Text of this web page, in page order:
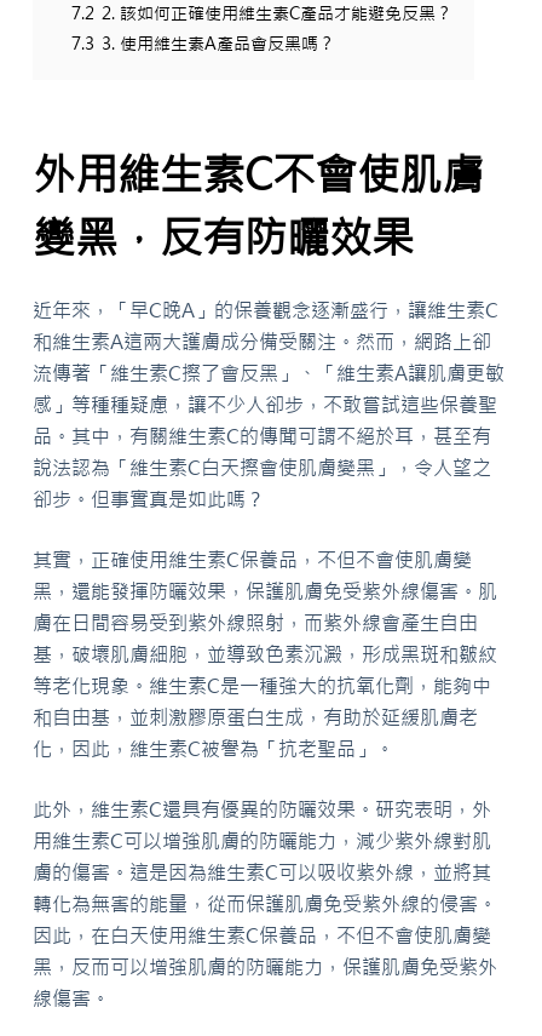
7.2 2. 該如何正確使用維生素C產品才能避免反黑？
7.3 3. 使用維生素A產品會反黑嗎？
外用維生素C不會使肌膚
變黑，反有防曬效果
近年來，「早C晚A」的保養觀念逐漸盛行，讓維生素C
和維生素A這兩大護膚成分備受關注。然而，網路上卻
流傳著「維生素C擦了會反黑」、「維生素A讓肌膚更敏
感」等種種疑慮，讓不少人卻步，不敢嘗試這些保養聖
品。其中，有關維生素C的傳聞可謂不絕於耳，甚至有
說法認為「維生素C白天擦會使肌膚變黑」，令人望之
卻步。但事實真是如此嗎？
其實，正確使用維生素C保養品，不但不會使肌膚變
黑，還能發揮防曬效果，保護肌膚免受紫外線傷害。肌
膚在日間容易受到紫外線照射，而紫外線會產生自由
基，破壞肌膚細胞，並導致色素沉澱，形成黑斑和皺紋
等老化現象。維生素C是一種強大的抗氧化劑，能夠中
和自由基，並刺激膠原蛋白生成，有助於延緩肌膚老
化，因此，維生素C被譽為「抗老聖品」。
此外，維生素C還具有優異的防曬效果。研究表明，外
用維生素C可以增強肌膚的防曬能力，減少紫外線對肌
膚的傷害。這是因為維生素C可以吸收紫外線，並將其
轉化為無害的能量，從而保護肌膚免受紫外線的侵害。
因此，在白天使用維生素C保養品，不但不會使肌膚變
黑，反而可以增強肌膚的防曬能力，保護肌膚免受紫外
線傷害。